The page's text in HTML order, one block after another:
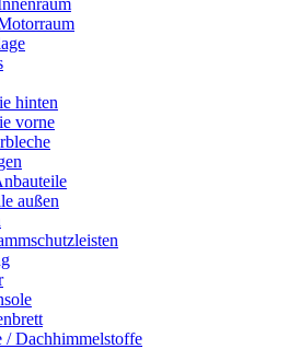
hinten
vorne
außen
/ Dachhimmelstoffe